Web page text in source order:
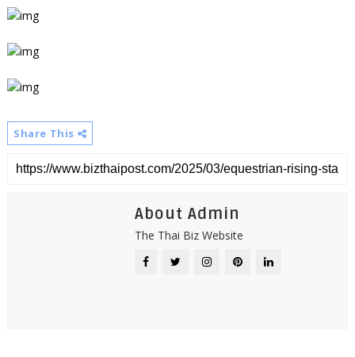
Share This
About Admin
The Thai Biz Website